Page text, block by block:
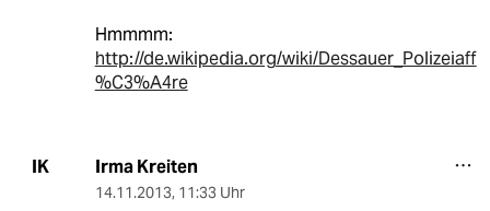
Hmmmm:
http://de.wikipedia.org/wiki/Dessauer_Polizeiaff
%C3%A4re
IK Irma Kreiten
14.11.2013, 11:33 Uhr